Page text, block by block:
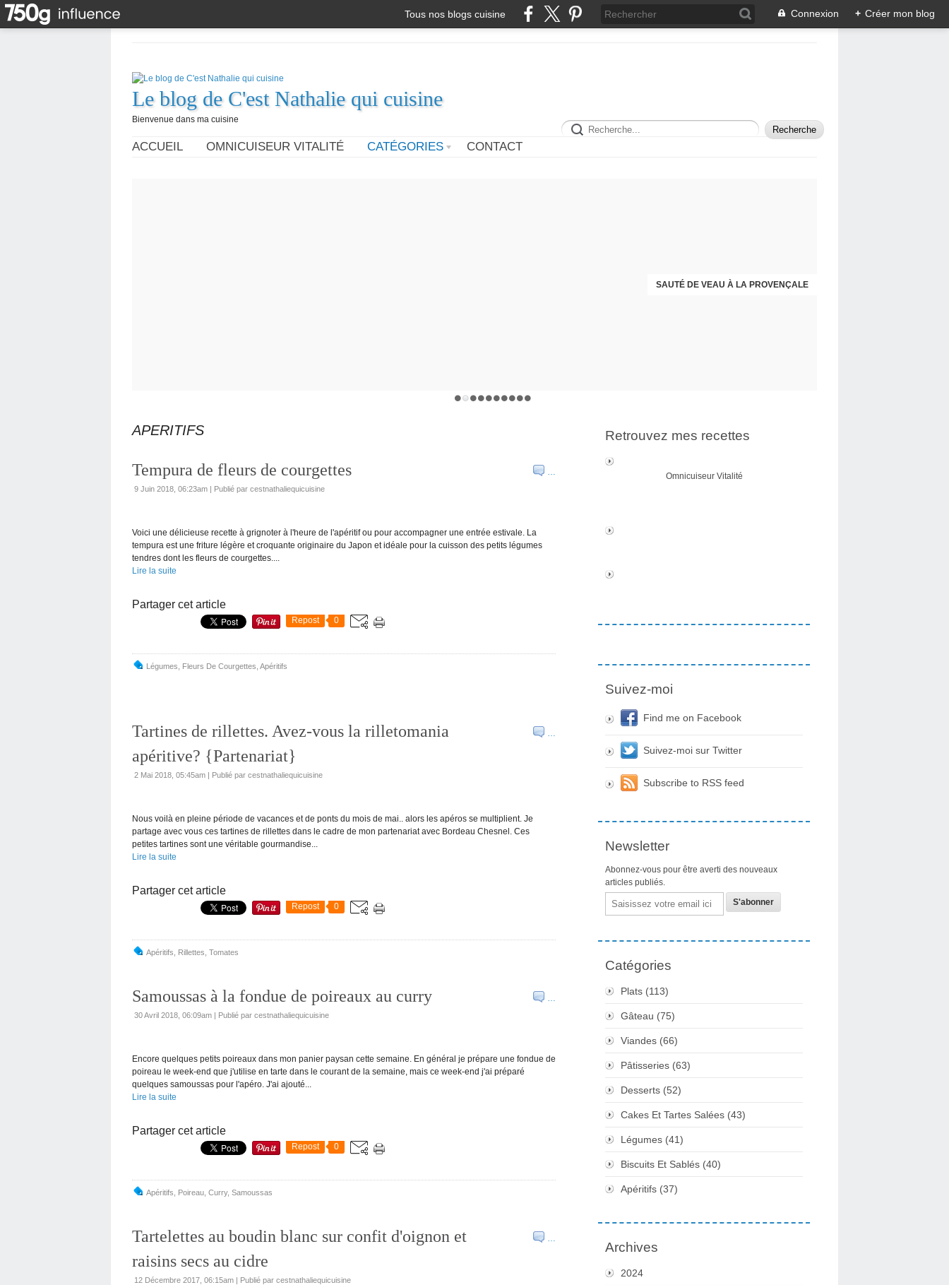
Tous nos blogs cuisine Connexion + Créer mon blog
Le blog de C'est Nathalie qui cuisine
Bienvenue dans ma cuisine
ACCUEIL OMNICUISEUR VITALITÉ CATÉGORIES CONTACT
SAUTÉ DE VEAU À LA PROVENÇALE
APERITIFS
…
Tempura de fleurs de courgettes
9 Juin 2018, 06:23am | Publié par cestnathaliequicuisine
Voici une délicieuse recette à grignoter à l'heure de l'apéritif ou pour accompagner une entrée estivale. La
tempura est une friture légère et croquante originaire du Japon et idéale pour la cuisson des petits légumes
tendres dont les fleurs de courgettes....
Lire la suite
Partager cet article
Repost 0
Légumes Fleurs De Courgettes Apéritifs
…
Tartines de rillettes. Avez-vous la rilletomania
apéritive? {Partenariat}
2 Mai 2018, 05:45am | Publié par cestnathaliequicuisine
Nous voilà en pleine période de vacances et de ponts du mois de mai.. alors les apéros se multiplient. Je
partage avec vous ces tartines de rillettes dans le cadre de mon partenariat avec Bordeau Chesnel. Ces
petites tartines sont une véritable gourmandise...
Lire la suite
Partager cet article
Repost 0
Apéritifs Rillettes Tomates
…
Samoussas à la fondue de poireaux au curry
30 Avril 2018, 06:09am | Publié par cestnathaliequicuisine
Encore quelques petits poireaux dans mon panier paysan cette semaine. En général je prépare une fondue de
poireau le week-end que j'utilise en tarte dans le courant de la semaine, mais ce week-end j'ai préparé
quelques samoussas pour l'apéro. J'ai ajouté...
Lire la suite
Partager cet article
Repost 0
Apéritifs Poireau Curry, Samoussas
…
Tartelettes au boudin blanc sur confit d'oignon et
raisins secs au cidre
12 Décembre 2017, 06:15am | Publié par cestnathaliequicuisine
Retrouvez mes recettes
Omnicuiseur Vitalité
Suivez-moi
Find me on Facebook
Suivez-moi sur Twitter
Subscribe to RSS feed
Newsletter
Abonnez-vous pour être averti des nouveaux
articles publiés.
Email
Catégories
Plats (113)
Gâteau (75)
Viandes (66)
Pâtisseries (63)
Desserts (52)
Cakes Et Tartes Salées (43)
Légumes (41)
Biscuits Et Sablés (40)
Apéritifs (37)
Archives
2024